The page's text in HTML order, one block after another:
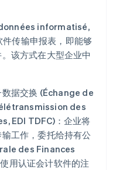
informatisé,
传输申报表，即能够
该方式在大型企业中
据交换 (Échange de
des
EDI TDFC)：企业将
工作，委托给持有公
des Finances
用认证会计软件的注